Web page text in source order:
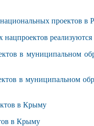
проектов в
нацпроектов
в муниципальном
в муниципальном
в Крыму
в Крыму